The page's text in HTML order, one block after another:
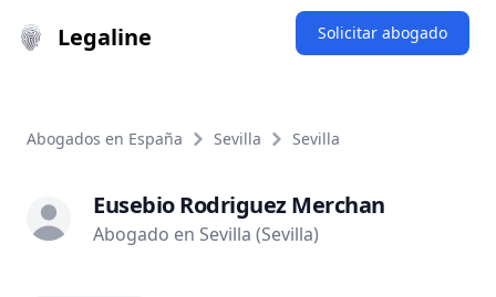
Legaline Solicitar abogado
Abogados en España Sevilla Sevilla
Eusebio Rodriguez Merchan
Abogado en Sevilla (Sevilla)